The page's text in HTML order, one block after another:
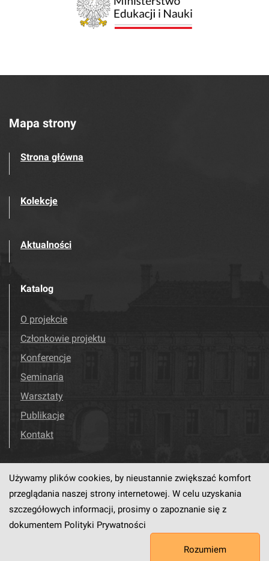
Mapa strony
Strona główna
Kolekcje
Aktualności
Katalog
O projekcie
Członkowie projektu
Konferencje
Seminaria
Warsztaty
Publikacje
Kontakt
Odwiedź nas! Facebook
Używamy plików cookies, by nieustannie zwiększać komfort
przeglądania naszej strony internetowej. W celu uzyskania
szczegółowych informacji, prosimy o zapoznanie się z
dokumentem Polityki Prywatności
Rozumiem